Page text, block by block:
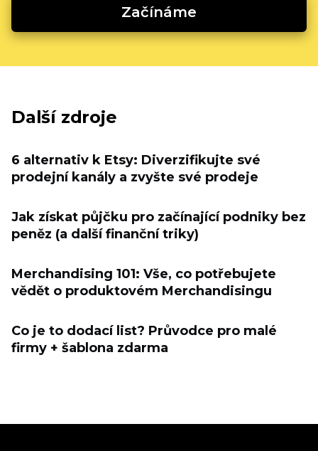
Začínáme
Další zdroje
6 alternativ k Etsy: Diverzifikujte své
prodejní kanály a zvyšte své prodeje
Jak získat půjčku pro začínající podniky bez
peněz (a další finanční triky)
Merchandising 101: Vše, co potřebujete
vědět o produktovém Merchandisingu
Co je to dodací list? Průvodce pro malé
firmy + šablona zdarma